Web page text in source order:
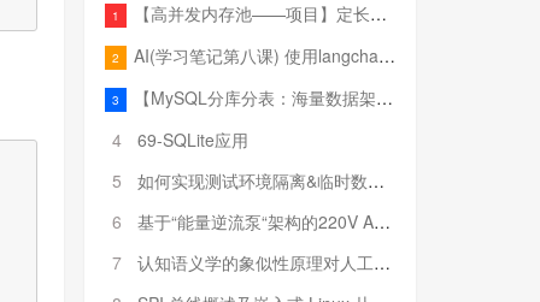
1 【高并发内存池——项目】定长内存池——开胃小菜
2 AI(学习笔记第八课) 使用langchain的embedding models
3
【MySQL分库分表：海量数据架构的终极解决方案】
4
69-SQLite应用
5
如何实现测试环境隔离&临时数据库（pytest+SQLite）
6
基于“能量逆流泵“架构的220V AC至20V DC 300W高效电源设计
7
认知语义学的象似性原理对人工智能自然语言处理深层语义分析的影响与启示